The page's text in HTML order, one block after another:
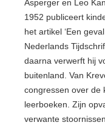
Asperger en Leo
1952 publiceert
het artikel ‘Een
Nederlands
daarna verwerft hij
buitenland. Van
congressen over de
leerboeken. Zijn
verwante